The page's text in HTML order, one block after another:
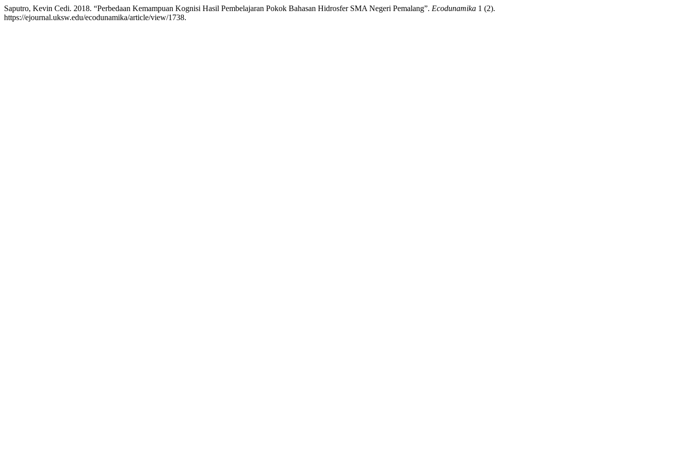
Saputro, Kevin Cedi. 2018. “Perbedaan Kemampuan Kognisi Hasil Pembelajaran Pokok Bahasan Hidrosfer SMA Negeri Pemalang”. Ecodunamika 1 (2).
https://ejournal.uksw.edu/ecodunamika/article/view/1738.